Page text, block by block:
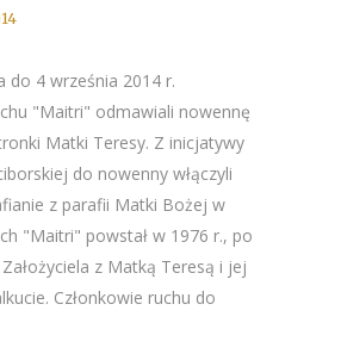
do 4 września 2014 r.
"Maitri" odmawiali nowennę
Matki Teresy. Z inicjatywy
do nowenny włączyli
z parafii Matki Bożej w
"Maitri" powstał w 1976 r., po
z Matką Teresą i jej
Członkowie ruchu do